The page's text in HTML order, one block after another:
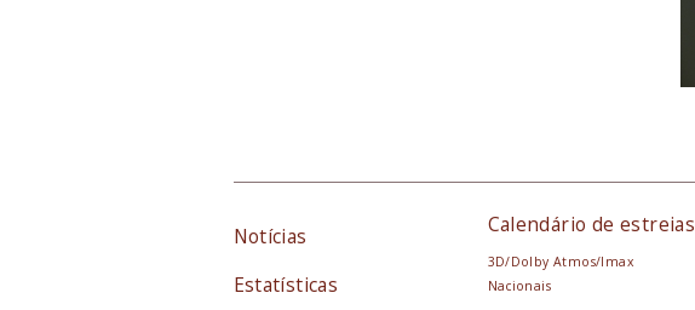
Notícias
Estatísticas
Calendário de estreias
3D/Dolby Atmos/Imax
Nacionais